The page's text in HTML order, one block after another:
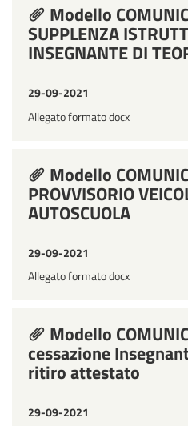
Modello
SUPPLENZA
INSEGNANTE DI
29-09-2021
Allegato formato docx
Modello
PROVVISORIO
AUTOSCUOLA
29-09-2021
Allegato formato docx
Modello
cessazione
ritiro attestato
29-09-2021